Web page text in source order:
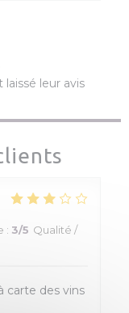
: 3/5 Qualité /
carte des vins
leur avis